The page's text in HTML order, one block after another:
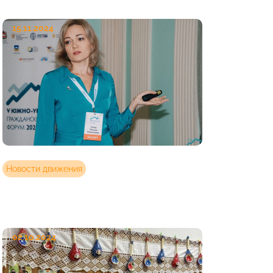
15.11.2024
Новости движения
02.10.2024